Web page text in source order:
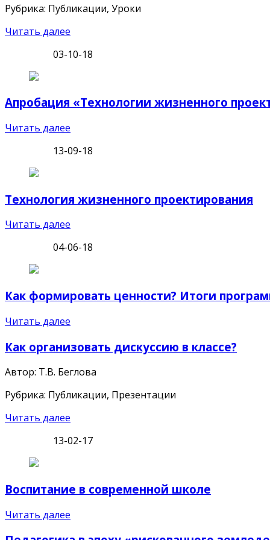
Рубрика: Публикации, Уроки
Читать далее
03-10-18
Апробация «Технологии жизненного
Читать далее
13-09-18
Технология жизненного проектирования
Читать далее
04-06-18
Как формировать ценности? Итоги
Читать далее
Как организовать дискуссию в классе?
Автор: Т.В. Беглова
Рубрика: Публикации, Презентации
Читать далее
13-02-17
Воспитание в современной школе
Читать далее